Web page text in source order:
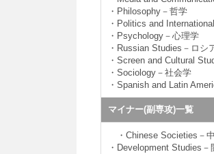
・Philosophy－哲学
・Politics and
・Psychology－心理学
・Russian Studies－ロシ
・Screen and Cultural
・Sociology－社会学
・Spanish and Latin
マイナー(副専攻)一覧
・Chinese Societies－
・Development Studies－